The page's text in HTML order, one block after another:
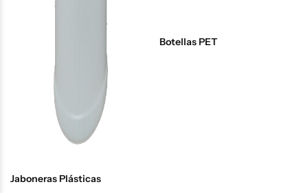
Jaboneras Plásticas
Botellas PET